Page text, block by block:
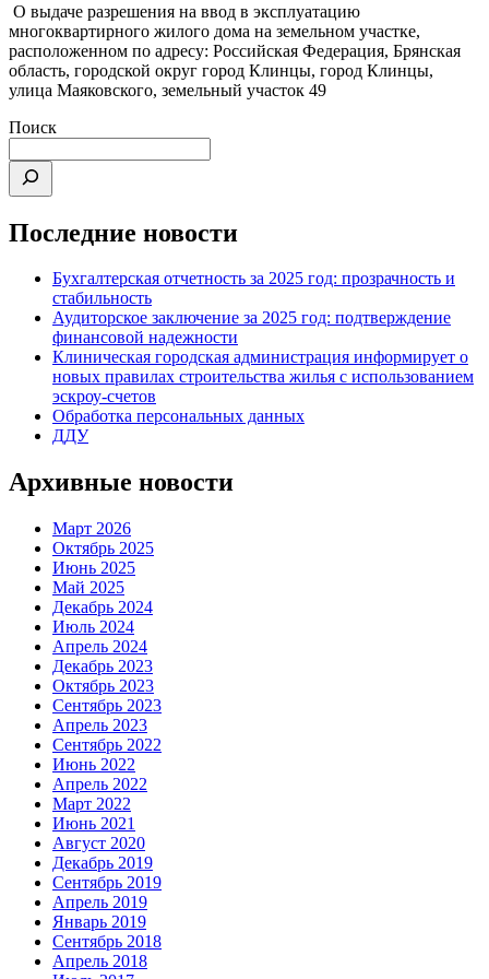
О выдаче разрешения на ввод в эксплуатацию
многоквартирного жилого дома на земельном участке,
расположенном по адресу: Российская Федерация, Брянская
область, городской округ город Клинцы, город Клинцы,
улица Маяковского, земельный участок 49
Поиск
Последние новости
Бухгалтерская отчетность за 2025 год: прозрачность и
стабильность
Аудиторское заключение за 2025 год: подтверждение
финансовой надежности
Клиническая городская администрация информирует о
новых правилах строительства жилья с использованием
эскроу-счетов
Обработка персональных данных
ДДУ
Архивные новости
Март 2026
Октябрь 2025
Июнь 2025
Май 2025
Декабрь 2024
Июль 2024
Апрель 2024
Декабрь 2023
Октябрь 2023
Сентябрь 2023
Апрель 2023
Сентябрь 2022
Июнь 2022
Апрель 2022
Март 2022
Июнь 2021
Август 2020
Декабрь 2019
Сентябрь 2019
Апрель 2019
Январь 2019
Сентябрь 2018
Апрель 2018